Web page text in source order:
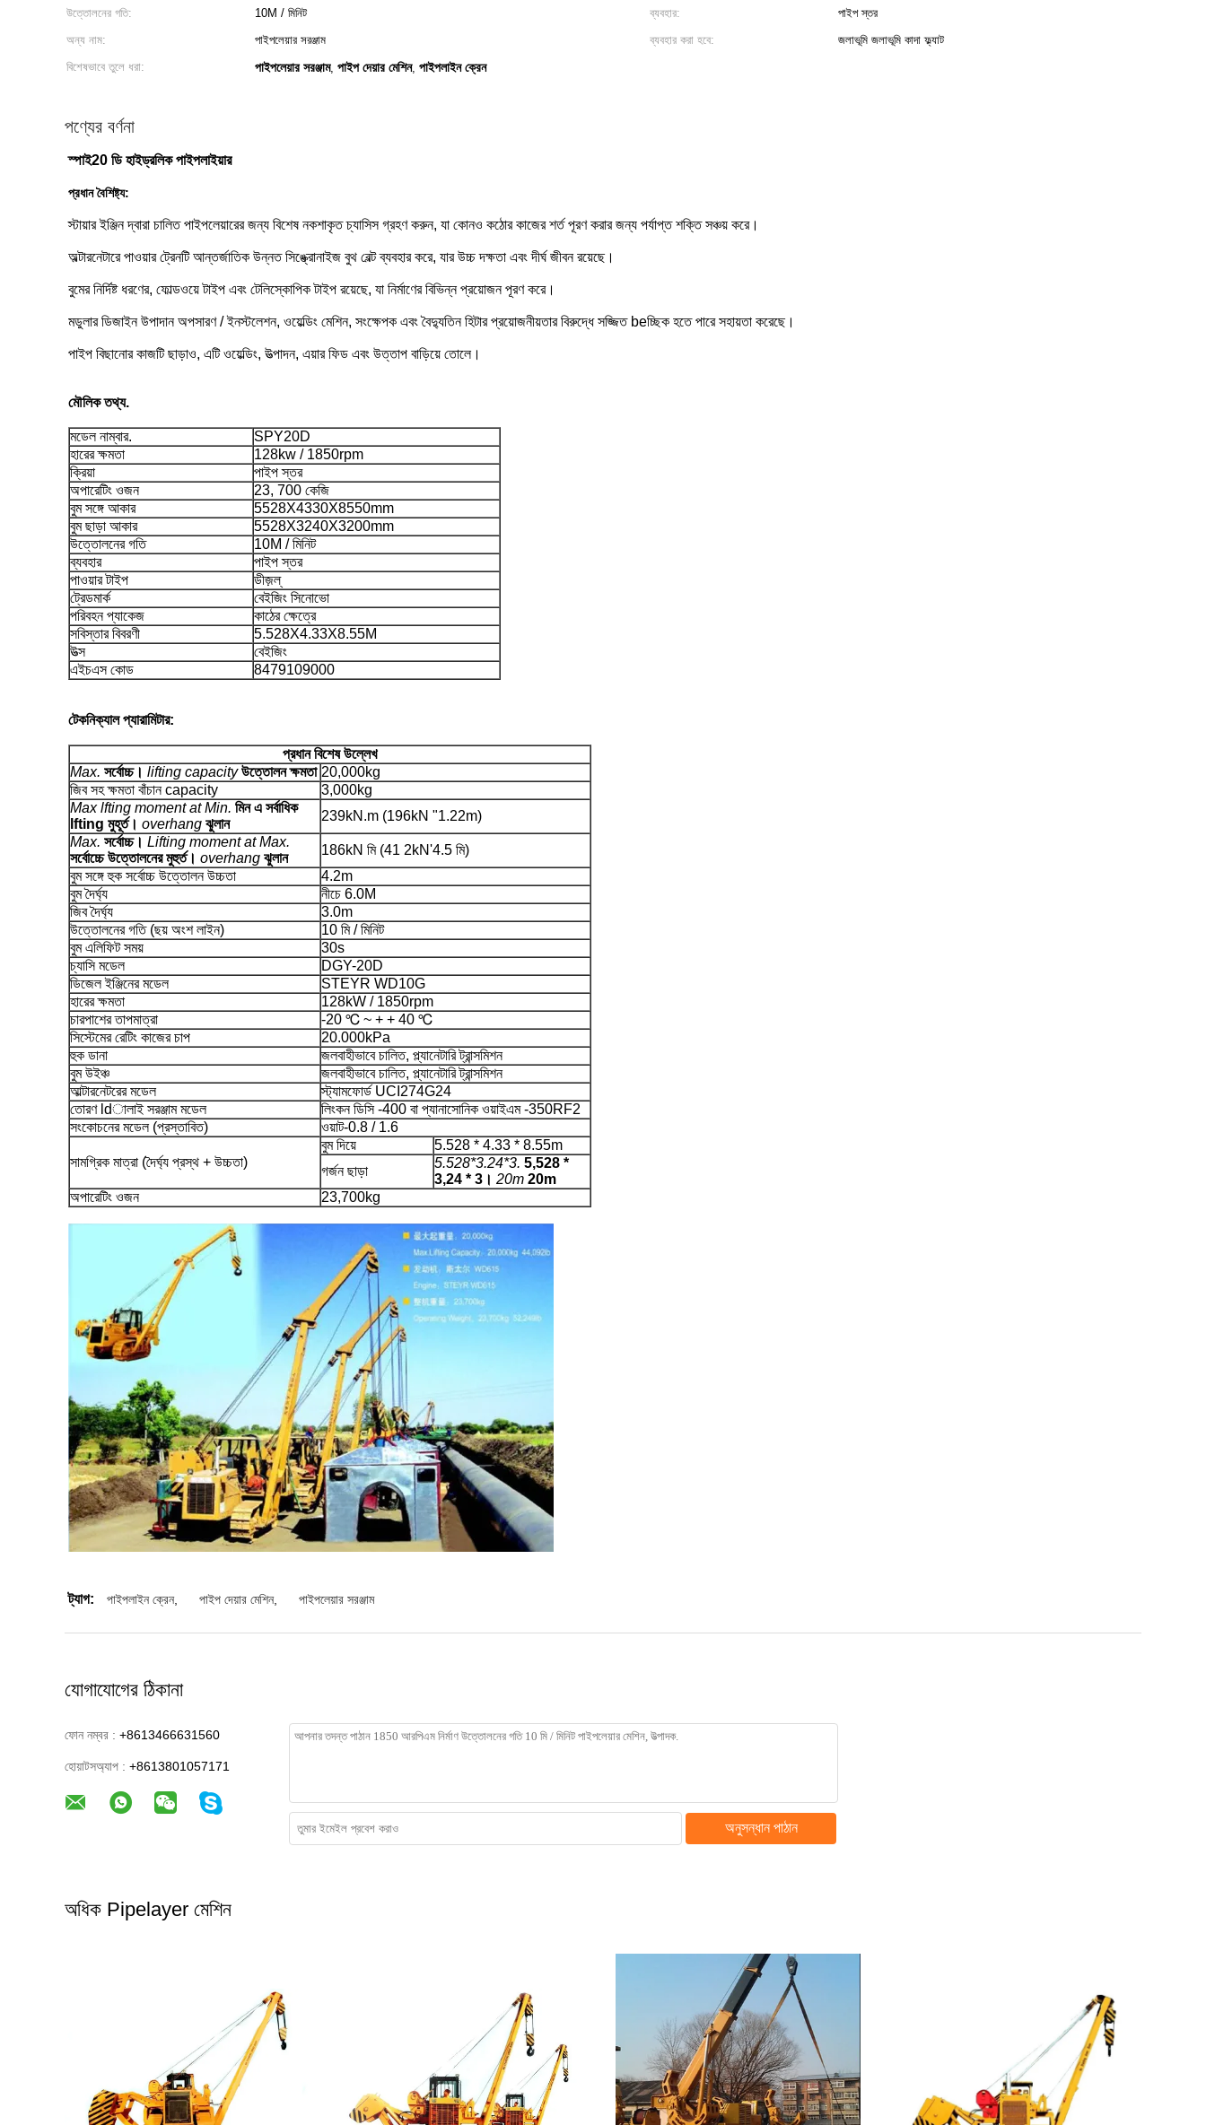
উত্তোলনের গতি:
10M / মিনিট ব্যবহার:
পাইপ স্তর
অন্য নাম:
পাইপলেয়ার সরঞ্জাম ব্যবহার করা হবে:
জলাভূমি জলাভূমি কাদা ফ্ল্যাট
বিশেষভাবে তুলে ধরা:
পাইপলেয়ার সরঞ্জাম, পাইপ দেয়ার মেশিন, পাইপলাইন ক্রেন
পণ্যের বর্ণনা
স্পাই20 ডি হাইড্রলিক পাইপলাইয়ার
প্রধান বৈশিষ্ট্য:
স্টায়ার ইঞ্জিন দ্বারা চালিত পাইপলেয়ারের জন্য বিশেষ নকশাকৃত চ্যাসিস গ্রহণ করুন, যা কোনও কঠোর কাজের শর্ত পূরণ করার জন্য পর্যাপ্ত শক্তি সঞ্চয় করে।
অল্টারনেটারে পাওয়ার ট্রেনটি আন্তর্জাতিক উন্নত সিঙ্ক্রোনাইজ বুথ বেল্ট ব্যবহার করে, যার উচ্চ দক্ষতা এবং দীর্ঘ জীবন রয়েছে।
বুমের নির্দিষ্ট ধরণের, ফোল্ডওয়ে টাইপ এবং টেলিস্কোপিক টাইপ রয়েছে, যা নির্মাণের বিভিন্ন প্রয়োজন পূরণ করে।
মডুলার ডিজাইন উপাদান অপসারণ / ইনস্টলেশন, ওয়েল্ডিং মেশিন, সংক্ষেপক এবং বৈদ্যুতিন হিটার প্রয়োজনীয়তার বিরুদ্ধে সজ্জিত beচ্ছিক হতে পারে সহায়তা করেছে।
পাইপ বিছানোর কাজটি ছাড়াও, এটি ওয়েল্ডিং, উত্পাদন, এয়ার ফিড এবং উত্তাপ বাড়িয়ে তোলে।
মৌলিক তথ্য.
মডেল নাম্বার.
SPY20D
হারের ক্ষমতা
128kw / 1850rpm
ক্রিয়া
পাইপ স্তর
অপারেটিং ওজন
23, 700 কেজি
বুম সঙ্গে আকার
5528X4330X8550mm
বুম ছাড়া আকার
5528X3240X3200mm
উত্তোলনের গতি
10M / মিনিট
ব্যবহার
পাইপ স্তর
পাওয়ার টাইপ
ডীজ়ল্
ট্রেডমার্ক
বেইজিং সিনোভো
পরিবহন প্যাকেজ
কাঠের ক্ষেত্রে
সবিস্তার বিবরণী
5.528X4.33X8.55M
উত্স
বেইজিং
এইচএস কোড
8479109000
টেকনিক্যাল প্যারামিটার:
প্রধান বিশেষ উল্লেখ
Max. সর্বোচ্চ। lifting capacity উত্তোলন ক্ষমতা 20,000kg
জিব সহ ক্ষমতা বাঁচান capacity
3,000kg
Max lfting moment at Min. মিন এ সর্বাধিক
lfting মুহূর্ত। overhang ঝুলান
239kN.m (196kN "1.22m)
Max. সর্বোচ্চ। Lifting moment at Max.
সর্বোচ্চে উত্তোলনের মুহুর্ত। overhang ঝুলান
186kN মি (41 2kN'4.5 মি)
বুম সঙ্গে হুক সর্বোচ্চ উত্তোলন উচ্চতা
4.2m
বুম দৈর্ঘ্য
নীচে 6.0M
জিব দৈর্ঘ্য
3.0m
উত্তোলনের গতি (ছয় অংশ লাইন)
10 মি / মিনিট
বুম এলিফিট সময়
30s
চ্যাসি মডেল
DGY-20D
ডিজেল ইঞ্জিনের মডেল
STEYR WD10G
হারের ক্ষমতা
128kW / 1850rpm
চারপাশের তাপমাত্রা
-20 ℃ ~ + + 40 ℃
সিস্টেমের রেটিং কাজের চাপ
20.000kPa
হুক ডানা
জলবাহীভাবে চালিত, প্ল্যানেটারি ট্রান্সমিশন
বুম উইঞ্চ
জলবাহীভাবে চালিত, প্ল্যানেটারি ট্রান্সমিশন
আল্টারনেটরের মডেল
স্ট্যামফোর্ড UCI274G24
তোরণ ldালাই সরঞ্জাম মডেল
লিংকন ডিসি -400 বা প্যানাসোনিক ওয়াইএম -350RF2
সংকোচনের মডেল (প্রস্তাবিত)
ওয়াট-0.8 / 1.6
সামগ্রিক মাত্রা (দৈর্ঘ্য প্রস্থ + উচ্চতা)
বুম দিয়ে
5.528 * 4.33 * 8.55m
গর্জন ছাড়া
5.528*3.24*3. 5,528 *
3,24 * 3। 20m 20m
অপারেটিং ওজন
23,700kg
ট্যাগ: পাইপলাইন ক্রেন, পাইপ দেয়ার মেশিন, পাইপলেয়ার সরঞ্জাম
যোগাযোগের ঠিকানা
ফোন নম্বর : +8613466631560
হোয়াটসঅ্যাপ : +8613801057171
অনুসন্ধান পাঠান
অধিক Pipelayer মেশিন